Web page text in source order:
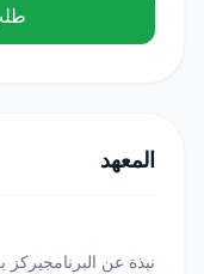
المعهد
نبذة عن البرنامجيركز